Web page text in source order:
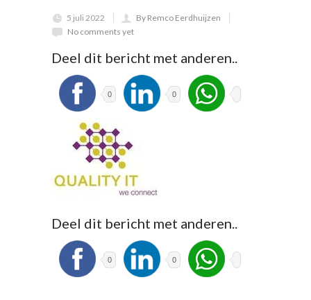
5 juli 2022
By Remco Eerdhuijzen
No comments yet
Deel dit bericht met anderen..
0 0
Deel dit bericht met anderen..
0 0